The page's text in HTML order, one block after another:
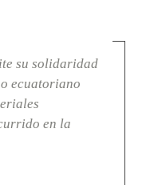
su solidaridad
ecuatoriano
en la